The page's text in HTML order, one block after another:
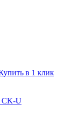
в 1 клик
CK-U